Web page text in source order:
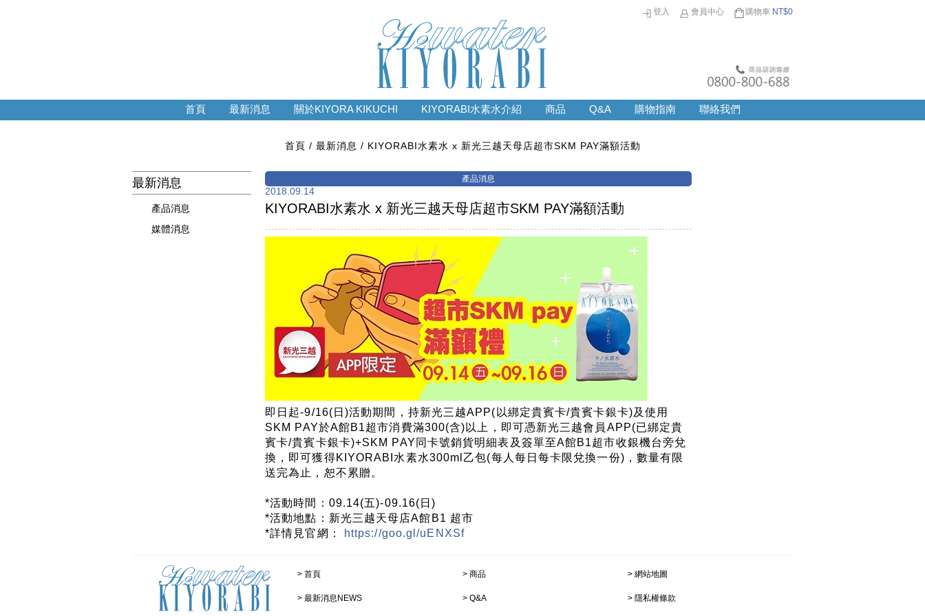
登入 會員中心 購物車 NT$0
首頁 最新消息 關於KIYORA KIKUCHI KIYORABI水素水介紹 商品 Q&A 購物指南 聯絡我們
首頁 最新消息 KIYORABI水素水 x 新光三越天母店超市SKM PAY滿額活動
最新消息
產品消息
媒體消息
2018.09.14
KIYORABI水素水 x 新光三越天母店超市SKM PAY滿額活動
即日起-9/16(日)活動期間，持新光三越APP(以綁定貴賓卡/貴賓卡銀卡)及使用
SKM PAY於A館B1超市消費滿300(含)以上，即可憑新光三越會員APP(已綁定貴
賓卡/貴賓卡銀卡)+SKM PAY同卡號銷貨明細表及簽單至A館B1超市收銀機台旁兌
換，即可獲得KIYORABI水素水300ml乙包(每人每日每卡限兌換一份)，數量有限
送完為止，恕不累贈。
*活動時間：09.14(五)-09.16(日)
*活動地點：新光三越天母店A館B1 超市
*詳情見官網：
https://goo.gl/uENXSf
首頁
最新消息NEWS
商品
Q&A
網站地圖
隱私權條款